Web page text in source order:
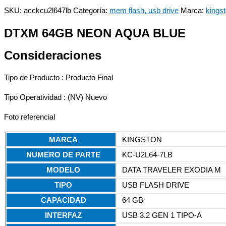
SKU: acckcu2l647lb Categoría: mem flash, usb drive Marca:
DTXM 64GB NEON AQUA BLUE
Consideraciones
Tipo de Producto : Producto Final
Tipo Operatividad : (NV) Nuevo
Foto referencial
MARCA
KINGSTON
NUMERO DE PARTE
KC-U2L64-7LB
MODELO
DATA TRAVELER EXODIA M
TIPO
USB FLASH DRIVE
CAPACIDAD
64 GB
INTERFAZ
USB 3.2 GEN 1 TIPO-A